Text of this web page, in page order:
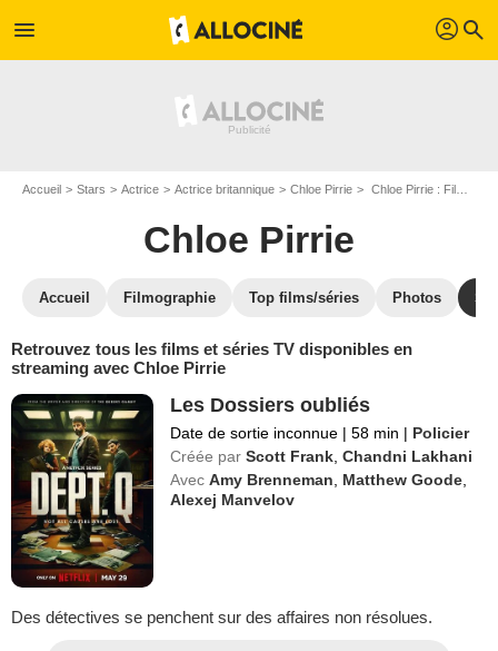
menu profil search
Accueil Stars Actrice Actrice britannique Chloe Pirrie Chloe Pirrie : Films et séries online
Chloe Pirrie
Accueil Filmographie Top films/séries Photos
Retrouvez tous les films et séries TV disponibles en
streaming avec Chloe Pirrie
Les Dossiers oubliés
Date de sortie inconnue | 58 min | Policier
Créée par Scott Frank ,Chandni Lakhani
Avec Amy Brenneman Matthew Goode
Alexej Manvelov
Des détectives se penchent sur des affaires non résolues.